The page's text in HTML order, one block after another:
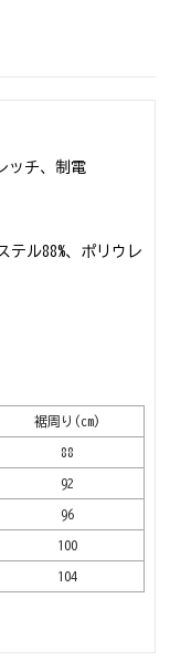
ッチ、制電
テル88%、ポリウレ
裾周り(cm)
88
92
96
100
104